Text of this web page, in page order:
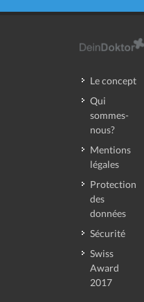
Le concept
Qui
sommes-
nous?
Mentions
légales
Protection
des
données
Sécurité
Swiss
Award
2017